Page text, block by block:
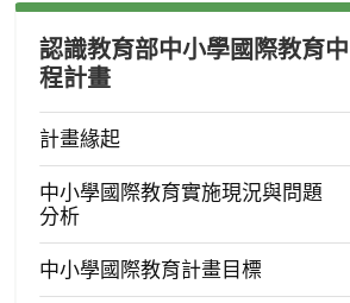
認識教育部中小學國際教育中
程計畫
計畫緣起
中小學國際教育實施現況與問題
分析
中小學國際教育計畫目標